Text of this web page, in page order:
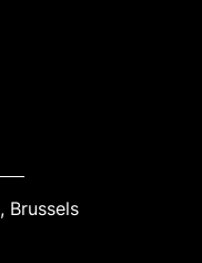
Brussels